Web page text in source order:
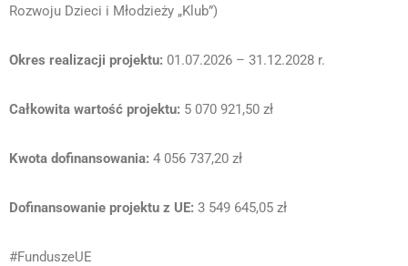
Rozwoju Dzieci i Młodzieży „Klub”)
Okres realizacji projektu: 01.07.2026 – 31.12.2028 r.
Całkowita wartość projektu: 5 070 921,50 zł
Kwota dofinansowania: 4 056 737,20 zł
Dofinansowanie projektu z UE: 3 549 645,05 zł
#FunduszeUE